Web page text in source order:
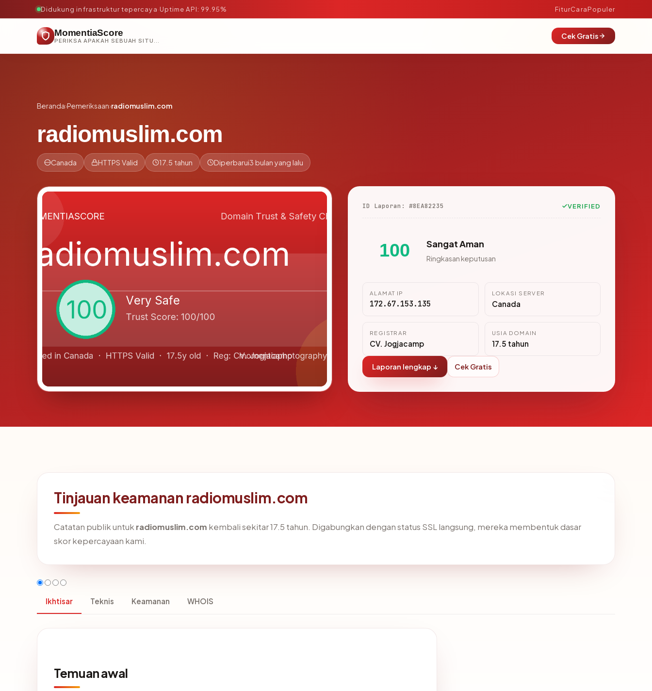
Didukung infrastruktur tepercaya·Uptime API: 99.95% FiturCaraPopuler
MomentiaScore
PERIKSA APAKAH SEBUAH SITUS AMAN, TEPERCAYA, DAN TERVERIFIKASI DALAM HITUNGAN DETIK.
Cek Gratis
Beranda›Pemeriksaan›radiomuslim.com
radiomuslim.com
Canada HTTPS Valid 17.5 tahun Diperbarui3 bulan yang lalu
ID Laporan: #8EA82235 VERIFIED
100 Sangat Aman
Ringkasan keputusan
ALAMAT IP
172.67.153.135
LOKASI SERVER
Canada
REGISTRAR
CV. Jogjacamp
USIA DOMAIN
17.5 tahun
Laporan lengkap ↓ Cek Gratis
Tinjauan keamanan radiomuslim.com
Catatan publik untuk radiomuslim.com kembali sekitar 17.5 tahun. Digabungkan dengan status SSL langsung, mereka membentuk dasar
skor kepercayaan kami.
Ikhtisar Teknis Keamanan WHOIS
Temuan awal